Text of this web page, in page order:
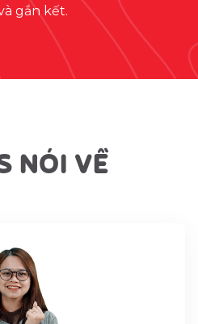
gắn kết.
NÓI VỀ